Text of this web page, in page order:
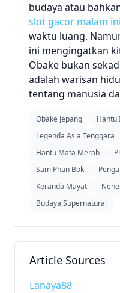
budaya atau
slot gacor malam ini
waktu luang.
ini mengingatkan
Obake bukan
adalah warisan
tentang manusia
Obake Jepang
Hantu
Legenda Asia Tenggara
Hantu Mata Merah
Sam Phan Bok
Keranda Mayat
Budaya Supernatural
Article Sources
Lanaya88